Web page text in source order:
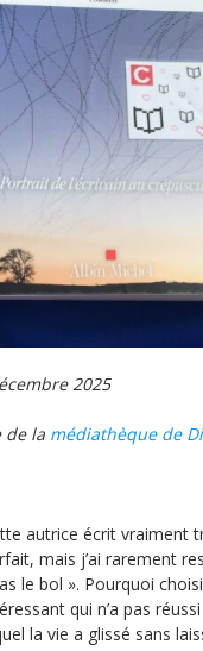
2025
de la médiathèque de
autrice écrit vraiment
mais j’ai rarement
le bol ». Pourquoi
qui n’a pas
la vie a glissé sans